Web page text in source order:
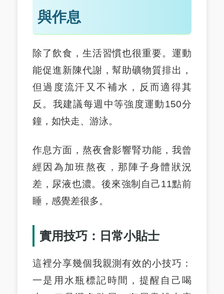
與作息
除了飲食，生活習慣也很重要。運動
能促進新陳代謝，幫助礦物質排出，
但過度流汗又不補水，反而適得其
反。我建議每週中等強度運動150分
鐘，如快走、游泳。
作息方面，熬夜會影響腎功能，我曾
經因為加班熬夜，那陣子身體狀況
差，尿液也濃。後來強制自己11點前
睡，感覺差很多。
實用技巧：日常小貼士
這裡分享幾個我親測有效的小技巧：
一是用水瓶標記時間，提醒自己喝